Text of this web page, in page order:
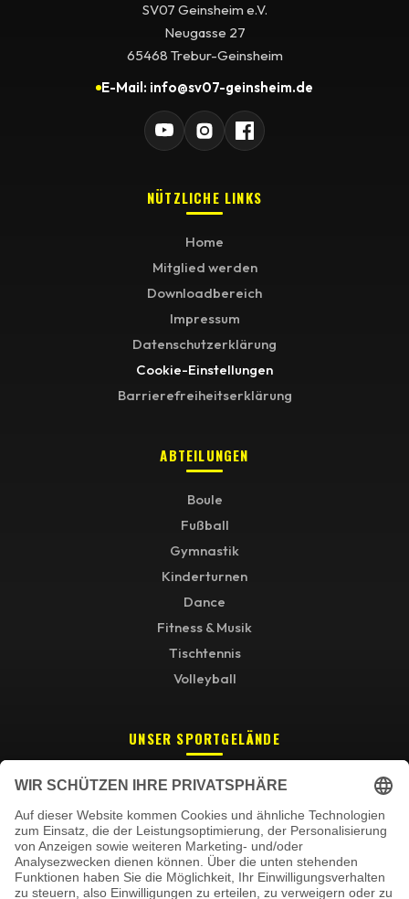
SV07 Geinsheim e.V.
Neugasse 27
65468 Trebur-Geinsheim
E-Mail: info@sv07-geinsheim.de
NÜTZLICHE LINKS
Home
Mitglied werden
Downloadbereich
Impressum
Datenschutzerklärung
Cookie-Einstellungen
Barrierefreiheitserklärung
ABTEILUNGEN
Boule
Fußball
Gymnastik
Kinderturnen
Dance
Fitness & Musik
Tischtennis
Volleyball
UNSER SPORTGELÄNDE
Wir benötigen Ihre Zustimmung,
um den Google Maps-Service zu
laden!
Wir verwenden einen Service eines